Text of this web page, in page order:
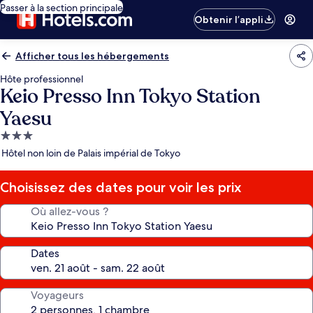
Passer à la section principale
Obtenir l’appli
Afficher tous les hébergements
Hôte professionnel
Keio Presso Inn Tokyo Station
Yaesu
Hébergement
3.0 étoiles
Hôtel non loin de Palais impérial de Tokyo
Choisissez des dates pour voir les prix
Où allez-vous ?
Dates
Voyageurs